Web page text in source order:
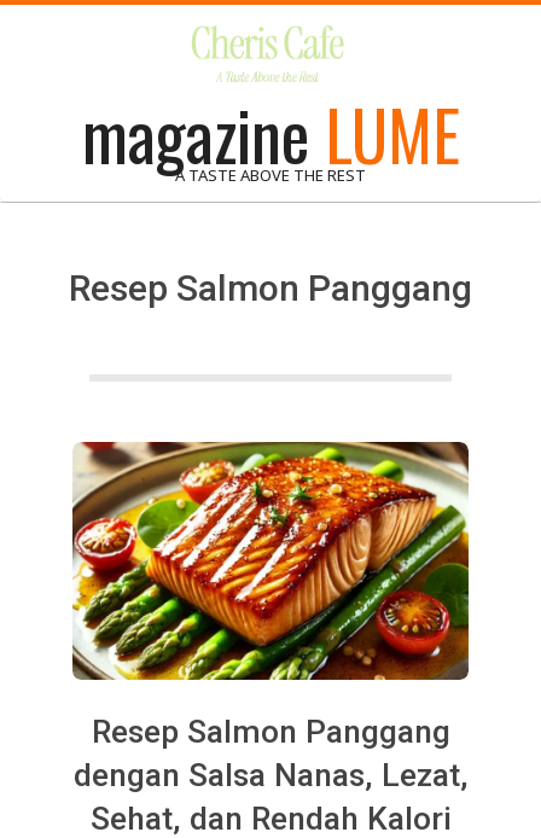
magazine LUME
A TASTE ABOVE THE REST
Resep Salmon Panggang
Resep Salmon Panggang
dengan Salsa Nanas, Lezat,
Sehat, dan Rendah Kalori